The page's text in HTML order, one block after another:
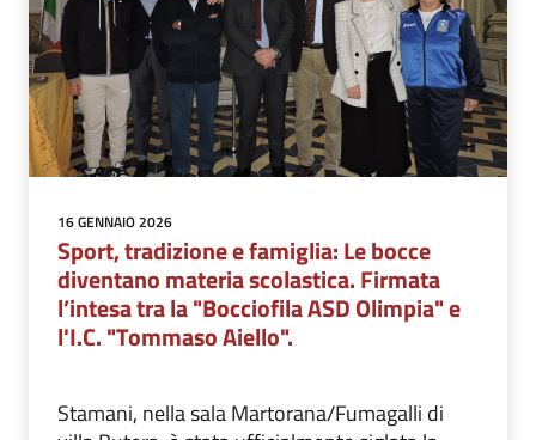
16 GENNAIO 2026
Sport, tradizione e famiglia: Le bocce
diventano materia scolastica. Firmata
l’intesa tra la "Bocciofila ASD Olimpia" e
l'I.C. "Tommaso Aiello".
Stamani, nella sala Martorana/Fumagalli di